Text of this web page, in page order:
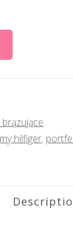
hilfiger,